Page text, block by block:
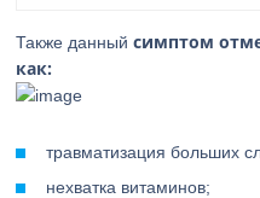
Также данныйсимптом
как:
травматизация больших
нехватка витаминов;